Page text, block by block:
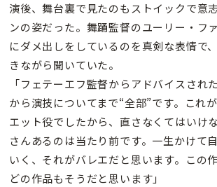
演後、舞台裏で見たのもストイックで意
ンの姿だった。舞踊監督のユーリー・フ
にダメ出しをしているのを真剣な表情で
きながら聞いていた。
「フェテーエフ監督からアドバイスされ
から演技についてまで“全部”です。これ
エット役でしたから、直さなくてはいけ
さんあるのは当たり前です。一生かけて
いく、それがバレエだと思います。この
どの作品もそうだと思います」